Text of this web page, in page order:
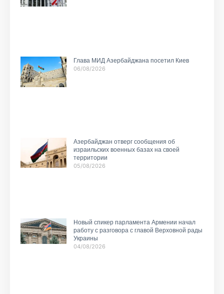
Глава МИД Азербайджана посетил Киев
06/08/2026
Азербайджан отверг сообщения об
израильских военных базах на своей
территории
05/08/2026
Новый спикер парламента Армении начал
работу с разговора с главой Верховной рады
Украины
04/08/2026